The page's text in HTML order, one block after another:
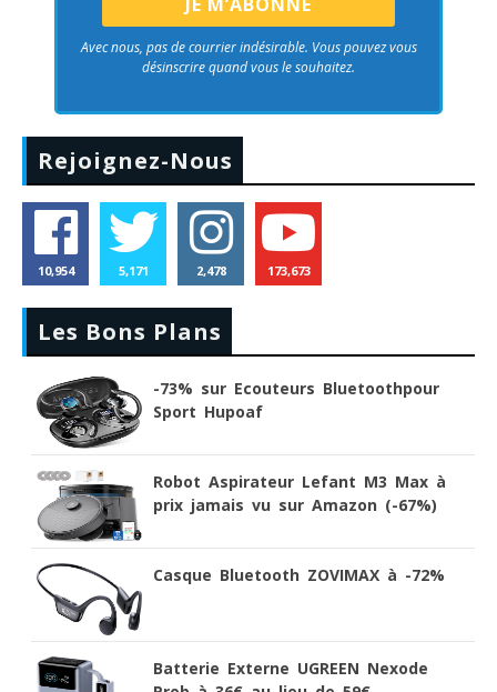
Avec nous, pas de courrier indésirable. Vous pouvez vous
désinscrire quand vous le souhaitez.
Rejoignez-Nous
10,954 5,171 2,478 173,673
Les Bons Plans
-73% sur Ecouteurs Bluetoothpour
Sport Hupoaf
Robot Aspirateur Lefant M3 Max à
prix jamais vu sur Amazon (-67%)
Casque Bluetooth ZOVIMAX à -72%
Batterie Externe UGREEN Nexode